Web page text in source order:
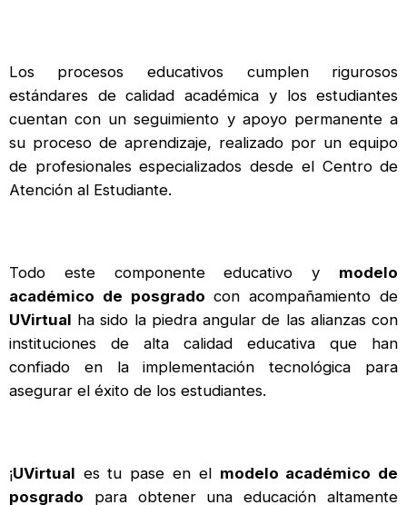
Los procesos educativos cumplen rigurosos
estándares de calidad académica y los estudiantes
cuentan con un seguimiento y apoyo permanente a
su proceso de aprendizaje, realizado por un equipo
de profesionales especializados desde el Centro de
Atención al Estudiante.
Todo este componente educativo y modelo
académico de posgrado con acompañamiento de
UVirtual ha sido la piedra angular de las alianzas con
instituciones de alta calidad educativa que han
confiado en la implementación tecnológica para
asegurar el éxito de los estudiantes.
¡UVirtual es tu pase en el modelo académico de
posgrado para obtener una educación altamente